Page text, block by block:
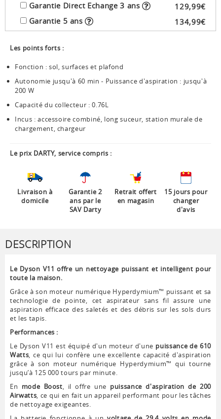
Garantie Direct Echange 3 ans 129,99€
Garantie 5 ans
134,99€
Les points forts :
Fonction : sol, surfaces et plafond
Autonomie jusqu'à 60 min - Puissance d'aspiration : jusqu'à
200 W
Capacité du collecteur : 0.76L
Incus : accessoire combiné, long suceur, station murale de
chargement, chargeur
Le prix DARTY, service compris :
Livraison à
domicile
Garantie 2
ans par le
SAV Darty
Retrait offert
en magasin
15 jours pour
changer
d'avis
DESCRIPTION
Le Dyson V11 offre un nettoyage puissant et intelligent pour
toute la maison.
Grâce à son moteur numérique Hyperdymium™ puissant et sa
technologie de pointe, cet aspirateur sans fil assure une
aspiration efficace des saletés et des débris sur les sols durs
et les tapis.
Performances :
Le Dyson V11 est équipé d'un moteur d'une puissance de 610
Watts, ce qui lui confère une excellente capacité d'aspiration
grâce à son moteur numérique Hyperdymium™ qui tourne
jusqu’à 125 000 tours par minute.
En mode Boost, il offre une puissance d'aspiration de 200
Airwatts, ce qui en fait un appareil performant pour les tâches
de nettoyage exigeantes.